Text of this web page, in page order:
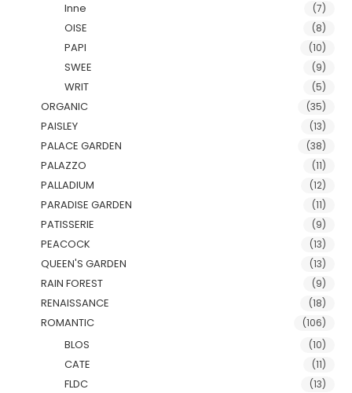
Inne (7)
OISE (8)
PAPI (10)
SWEE (9)
WRIT (5)
ORGANIC (35)
PAISLEY (13)
PALACE GARDEN (38)
PALAZZO (11)
PALLADIUM (12)
PARADISE GARDEN (11)
PATISSERIE (9)
PEACOCK (13)
QUEEN'S GARDEN (13)
RAIN FOREST (9)
RENAISSANCE (18)
ROMANTIC (106)
BLOS (10)
CATE (11)
FLDC (13)